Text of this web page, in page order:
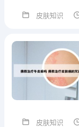
皮肤知识
皮肤知识